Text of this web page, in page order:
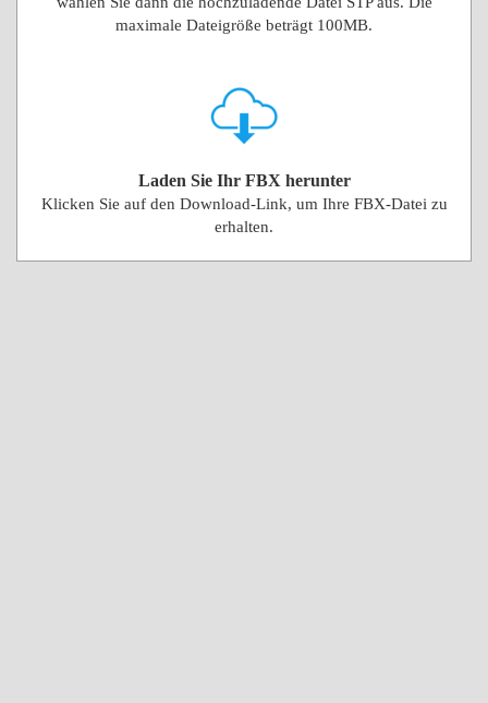
maximale Dateigröße beträgt 100MB.
Laden Sie Ihr FBX herunter
Klicken Sie auf den Download-Link, um Ihre FBX-Datei zu
erhalten.